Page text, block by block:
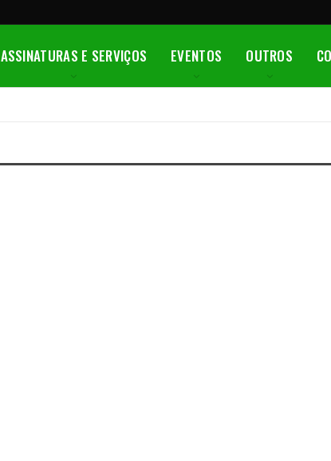
ASSINATURAS E SERVIÇOS EVENTOS OUTROS